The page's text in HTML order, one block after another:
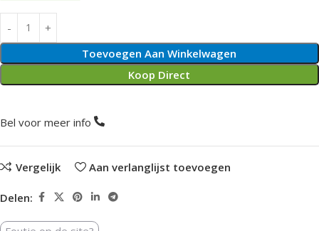
Toevoegen Aan Winkelwagen
Koop Direct
Bel voor meer info
Vergelijk Aan verlanglijst toevoegen
Delen: